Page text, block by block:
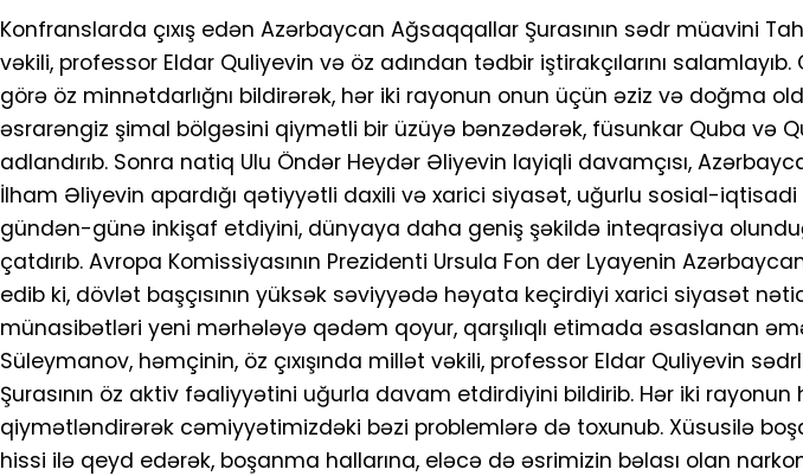
Konfranslarda çıxış edən Azərbaycan Ağsaqqallar Şurasının sədr müavini
vəkili, professor Eldar Quliyevin və öz adından tədbir iştirakçılarını
görə öz minnətdarlığnı bildirərək, hər iki rayonun onun üçün əziz və doğma
əsrarəngiz şimal bölgəsini qiymətli bir üzüyə bənzədərək, füsunkar Quba və
adlandırıb. Sonra natiq Ulu Öndər Heydər Əliyevin layiqli davamçısı,
İlham Əliyevin apardığı qətiyyətli daxili və xarici siyasət, uğurlu sosial-
gündən-günə inkişaf etdiyini, dünyaya daha geniş şəkildə inteqrasiya
çatdırıb. Avropa Komissiyasının Prezidenti Ursula Fon der Lyayenin
edib ki, dövlət başçısının yüksək səviyyədə həyata keçirdiyi xarici siyasət
münasibətləri yeni mərhələyə qədəm qoyur, qarşılıqlı etimada əsaslanan
Süleymanov, həmçinin, öz çıxışında millət vəkili, professor Eldar Quliyevin
Şurasının öz aktiv fəaliyyətini uğurla davam etdirdiyini bildirib. Hər iki rayonun
qiymətləndirərək cəmiyyətimizdəki bəzi problemlərə də toxunub. Xüsusilə
hissi ilə qeyd edərək, boşanma hallarına, eləcə də əsrimizin bəlası olan